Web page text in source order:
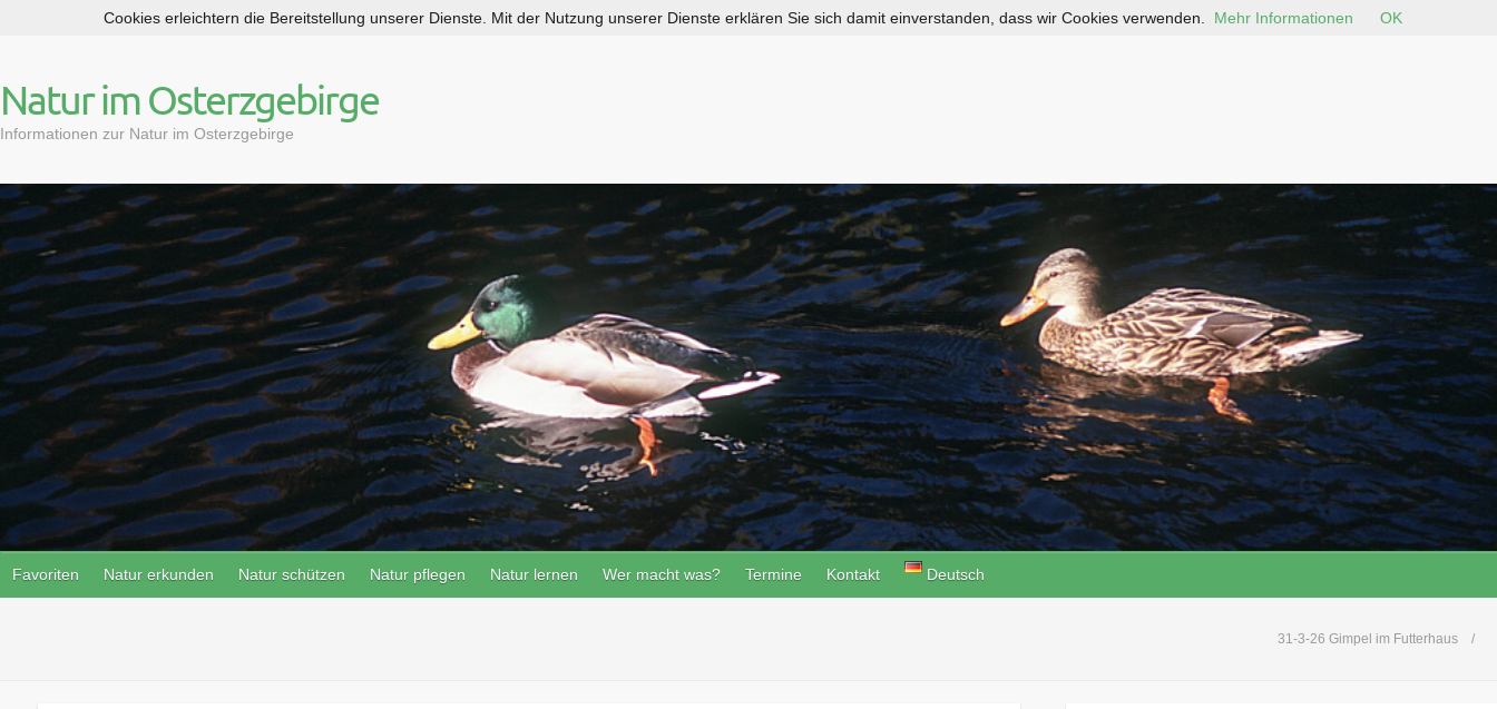
p
t
c
t
e
t
Natur im Osterzgebirge
Informationen zur Natur im Osterzgebirge
Favoriten Natur erkunden Natur schützen Natur pflegen Natur lernen Wer macht was? Termine Kontakt Deutsch
31-3-26 Gimpel im Futterhaus
Cookies erleichtern die Bereitstellung unserer Dienste. Mit der Nutzung unserer Dienste erklären Sie sich damit einverstanden, dass wir Cookies verwenden. Mehr Informationen OK